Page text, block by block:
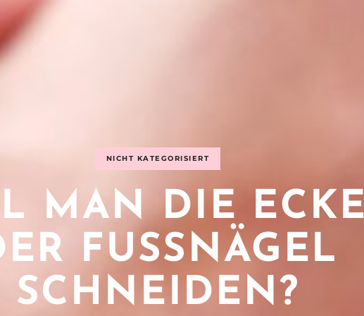
NICHT KATEGORISIERT
MAN DIE
FUSSNÄGEL S
CHNEIDEN? E